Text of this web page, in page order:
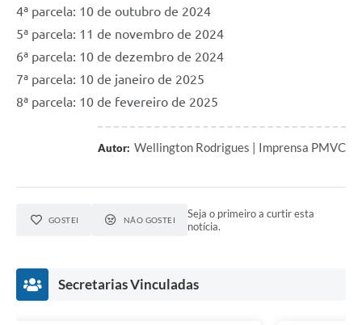
4ª parcela: 10 de outubro de 2024
5ª parcela: 11 de novembro de 2024
6ª parcela: 10 de dezembro de 2024
7ª parcela: 10 de janeiro de 2025
8ª parcela: 10 de fevereiro de 2025
Autor: Wellington Rodrigues | Imprensa PMVC
GOSTEI NÃO GOSTEI
Seja o primeiro a curtir esta
notícia.
Secretarias Vinculadas